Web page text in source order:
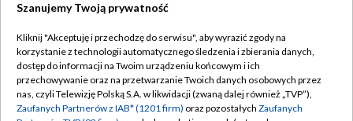
TVP
Abonament TVP
Emisja w TVP
Regulamin TVP
Polityka prywatności
Szanujemy Twoją prywatność
Kliknij "Akceptuję i przechodzę do serwisu", aby wyrazić zgody na
korzystanie z technologii automatycznego śledzenia i zbierania danych,
dostęp do informacji na Twoim urządzeniu końcowym i ich
przechowywanie oraz na przetwarzanie Twoich danych osobowych przez
nas, czyli Telewizję Polską S.A. w likwidacji (zwaną dalej również „TVP”),
Zaufanych Partnerów z IAB* (1201 firm) oraz pozostałych Zaufanych